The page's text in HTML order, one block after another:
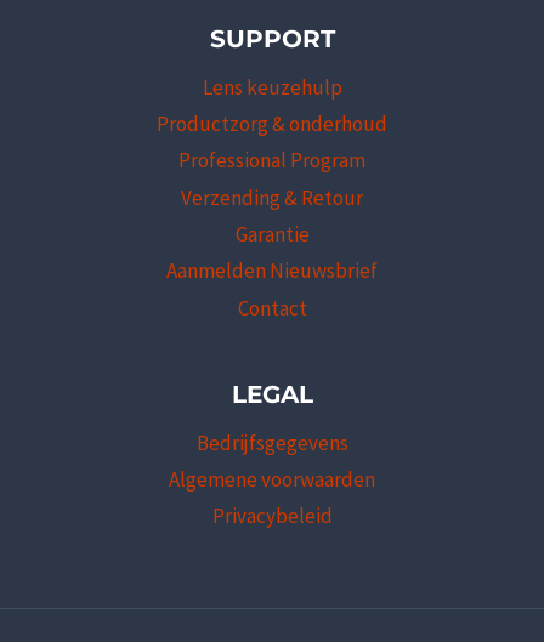
SUPPORT
Lens keuzehulp
Productzorg & onderhoud
Professional Program
Verzending & Retour
Garantie
Aanmelden Nieuwsbrief
Contact
LEGAL
Bedrijfsgegevens
Algemene voorwaarden
Privacybeleid